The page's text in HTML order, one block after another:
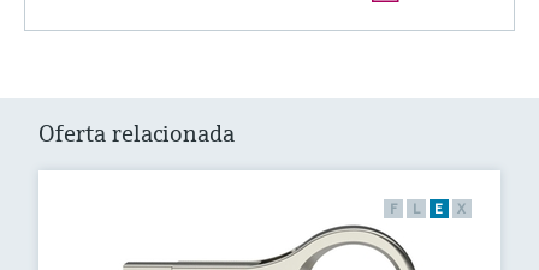
Oferta relacionada
F L E X